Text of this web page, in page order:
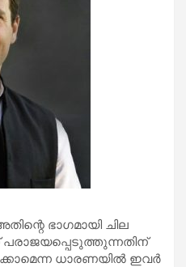
ഭാഗമായി ചില
ധാരണയില്‍ ഇവര്‍